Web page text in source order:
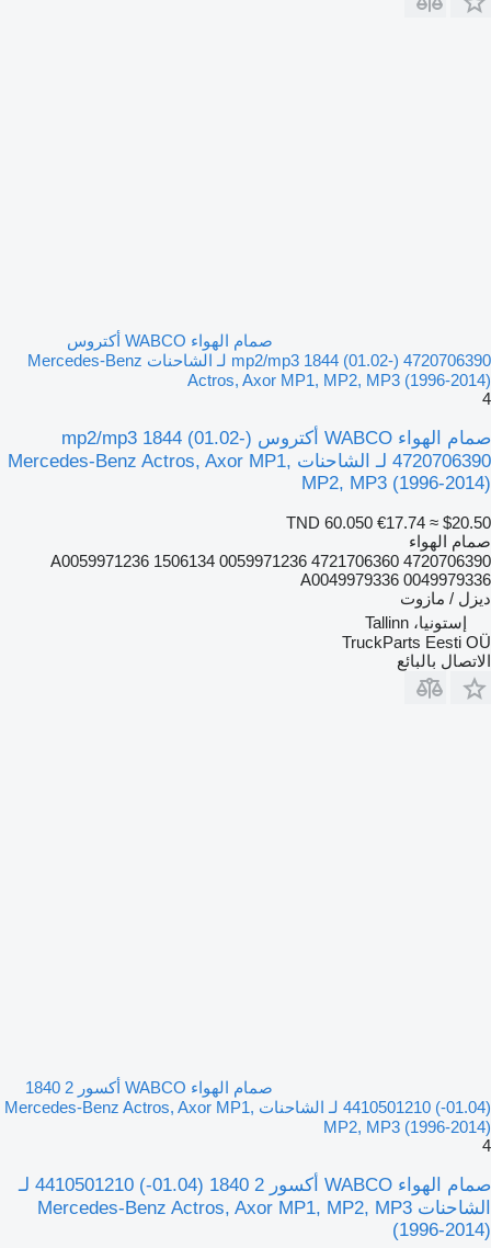
صمام الهواء WABCO أكتروس
mp2/mp3 1844 (01.02-) 4720706390 لـ الشاحنات Mercedes-Benz
Actros, Axor MP1, MP2, MP3 (1996-2014)
4
صمام الهواء WABCO أكتروس mp2/mp3 1844 (01.02-)
4720706390 لـ الشاحنات Mercedes-Benz Actros, Axor MP1,
MP2, MP3 (1996-2014)
TND 60.050 €17.74 ≈ $20.50
صمام الهواء
4720706390 4721706360 A0059971236 1506134 0059971236
A0049979336 0049979336
ديزل / مازوت
إستونيا، Tallinn
TruckParts Eesti OÜ
الاتصال بالبائع
صمام الهواء WABCO أكسور 2 1840
(01.04-) 4410501210 لـ الشاحنات Mercedes-Benz Actros, Axor MP1,
MP2, MP3 (1996-2014)
4
صمام الهواء WABCO أكسور 2 1840 (01.04-) 4410501210 لـ
الشاحنات Mercedes-Benz Actros, Axor MP1, MP2, MP3
(1996-2014)